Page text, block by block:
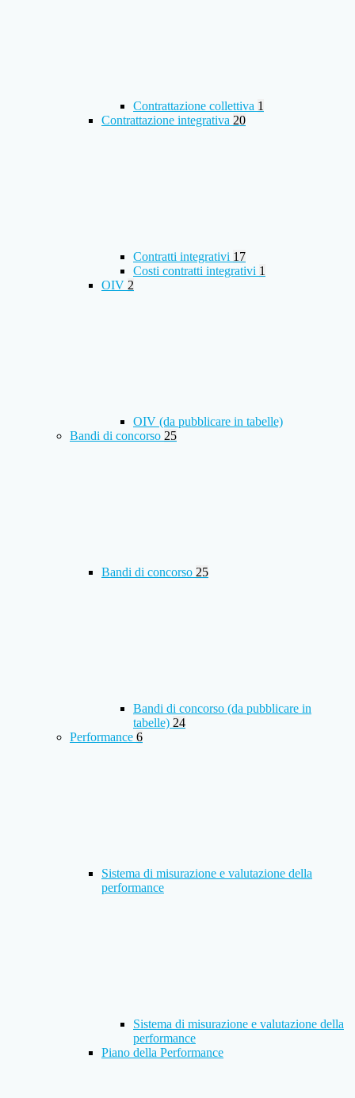
Contrattazione collettiva 1
Contrattazione integrativa 20
Contratti integrativi 17
Costi contratti integrativi 1
OIV 2
OIV (da pubblicare in tabelle)
Bandi di concorso 25
Bandi di concorso 25
Bandi di concorso (da pubblicare in
tabelle) 24
Performance 6
Sistema di misurazione e valutazione della
performance
Sistema di misurazione e valutazione della
performance
Piano della Performance